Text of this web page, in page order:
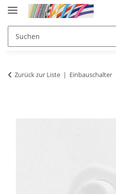
Zurück zur Liste Einbauschalter